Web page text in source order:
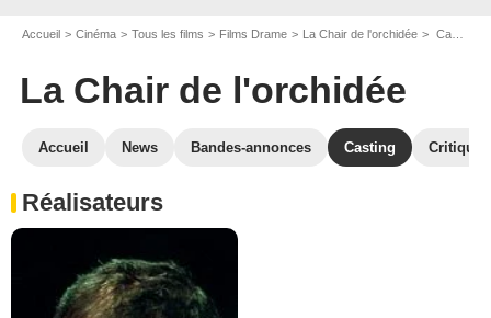
Accueil Cinéma Tous les films Films Drame La Chair de l'orchidée Casting La Chair de l'orchidée
La Chair de l'orchidée
Accueil News Bandes-annonces Casting
Réalisateurs